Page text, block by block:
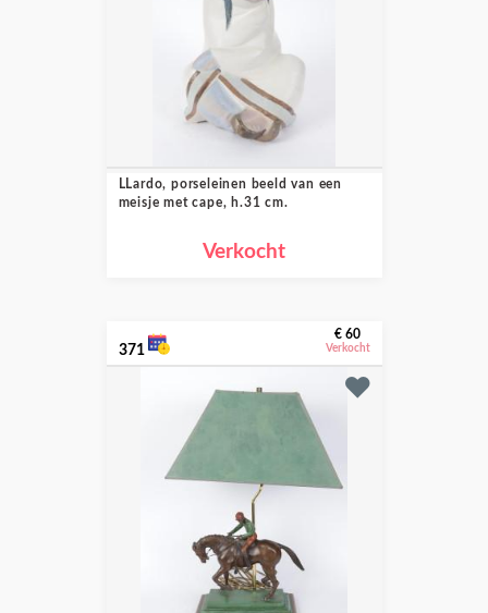
LLardo, porseleinen beeld van een
meisje met cape, h.31 cm.
Verkocht
371
€ 60
Verkocht